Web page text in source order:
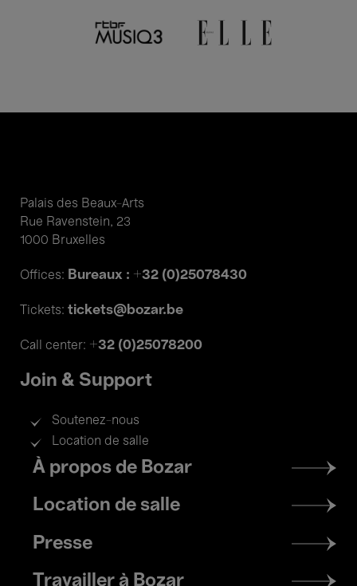
Palais des Beaux-Arts
Rue Ravenstein, 23
1000 Bruxelles
Offices: Bureaux : +32 (0)25078430
Tickets: tickets@bozar.be
Call center: +32 (0)25078200
Join & Support
Soutenez-nous
Location de salle
Footer
menu
À propos de Bozar
Location de salle
Presse
Travailler à Bozar